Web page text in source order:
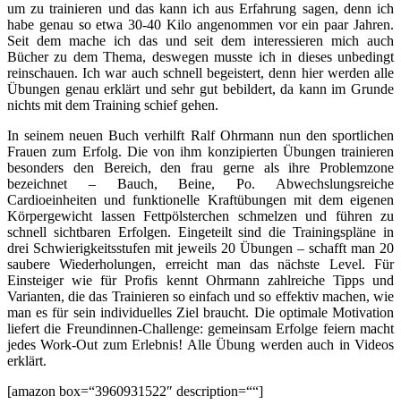
um zu trainieren und das kann ich aus Erfahrung sagen, denn ich
habe genau so etwa 30-40 Kilo angenommen vor ein paar Jahren.
Seit dem mache ich das und seit dem interessieren mich auch
Bücher zu dem Thema, deswegen musste ich in dieses unbedingt
reinschauen. Ich war auch schnell begeistert, denn hier werden alle
Übungen genau erklärt und sehr gut bebildert, da kann im Grunde
nichts mit dem Training schief gehen.
In seinem neuen Buch verhilft Ralf Ohrmann nun den sportlichen
Frauen zum Erfolg. Die von ihm konzipierten Übungen trainieren
besonders den Bereich, den frau gerne als ihre Problemzone
bezeichnet – Bauch, Beine, Po. Abwechslungsreiche
Cardioeinheiten und funktionelle Kraftübungen mit dem eigenen
Körpergewicht lassen Fettpölsterchen schmelzen und führen zu
schnell sichtbaren Erfolgen. Eingeteilt sind die Trainingspläne in
drei Schwierigkeitsstufen mit jeweils 20 Übungen – schafft man 20
saubere Wiederholungen, erreicht man das nächste Level. Für
Einsteiger wie für Profis kennt Ohrmann zahlreiche Tipps und
Varianten, die das Trainieren so einfach und so effektiv machen, wie
man es für sein individuelles Ziel braucht. Die optimale Motivation
liefert die Freundinnen-Challenge: gemeinsam Erfolge feiern macht
jedes Work-Out zum Erlebnis! Alle Übung werden auch in Videos
erklärt.
[amazon box=“3960931522″ description=““]